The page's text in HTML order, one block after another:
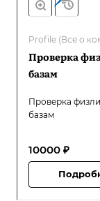
Profile (Все о
Проверка
базам
Проверка
базам
10000 ₽